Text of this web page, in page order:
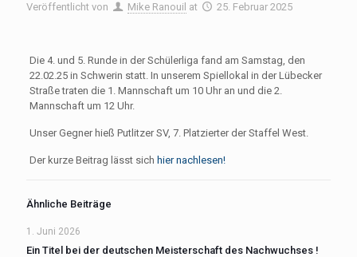
Veröffentlicht von Mike Ranouil at 25. Februar 2025
Die 4. und 5. Runde in der Schülerliga fand am Samstag, den
22.02.25 in Schwerin statt. In unserem Spiellokal in der Lübecker
Straße traten die 1. Mannschaft um 10 Uhr an und die 2.
Mannschaft um 12 Uhr.
Unser Gegner hieß Putlitzer SV, 7. Platzierter der Staffel West.
Der kurze Beitrag lässt sich hier nachlesen!
Ähnliche Beiträge
1. Juni 2026
Ein Titel bei der deutschen Meisterschaft des Nachwuchses !